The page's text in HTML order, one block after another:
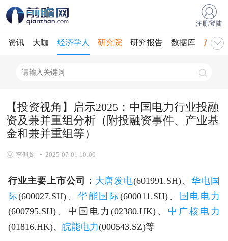
注册/登陆
资讯 大咖 经济学人 研究院 研究报告 数据库 产业
【投资视角】启示2025：中国电力行业投融
资及兼并重组分析（附投融资事件、产业基
金和兼并重组等）
李佩娟 2025-07-01 10:00
行业主要上市公司： 大唐发电(601991.SH)、华电国
际(600027.SH)、华能国际(600011.SH)、
国电电力
(600795.SH)、中国电力(02380.HK)、 中广核电力
(01816.HK)、 皖能电力(000543.SZ)等